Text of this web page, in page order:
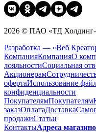
2026 © ПАО «ТД
Разработка — «Веб
КомпанияКомпанияО
лояльностиСоциальная
Акционерам
офертаИспользование
конфиденциальности
ПокупателямПокупателям
заказОплатаДоставка
продажиСтатьи
КонтактыАдреса